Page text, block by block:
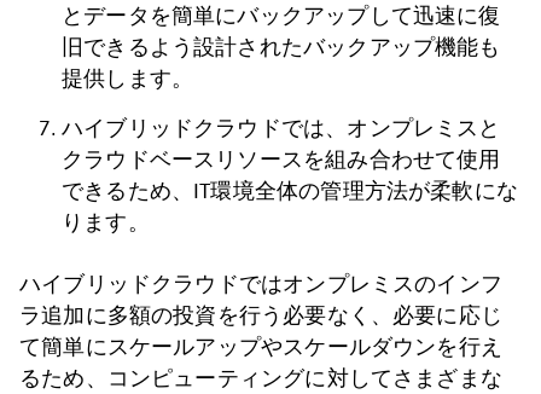
とデータを簡単にバックアップして迅速に復
旧できるよう設計されたバックアップ機能も
提供します。
ハイブリッドクラウドでは、オンプレミスと
クラウドベースリソースを組み合わせて使用
できるため、IT環境全体の管理方法が柔軟にな
ります。
ハイブリッドクラウドではオンプレミスのインフ
ラ追加に多額の投資を行う必要なく、必要に応じ
て簡単にスケールアップやスケールダウンを行え
るため、コンピューティングに対してさまざまな